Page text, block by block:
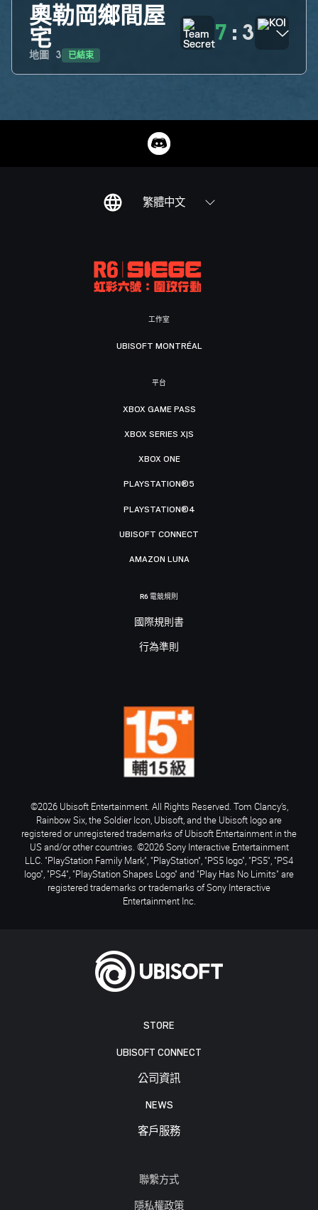
奧勒岡鄉間屋
宅
地圖 3 已結束
7 : 3
繁體中文
STORE
UBISOFT CONNECT
公司資訊
NEWS
客戶服務
聯繫方式
隱私權政策
工作室
UBISOFT MONTRÉAL
平台
XBOX GAME PASS
XBOX SERIES X|S
XBOX ONE
PLAYSTATION®5
PLAYSTATION®4
UBISOFT CONNECT
AMAZON LUNA
R6 電競規則
國際規則書
行為準則
©2026 Ubisoft Entertainment. All Rights Reserved. Tom Clancy’s,
Rainbow Six, the Soldier Icon, Ubisoft, and the Ubisoft logo are
registered or unregistered trademarks of Ubisoft Entertainment in the
US and/or other countries. ©2026 Sony Interactive Entertainment
LLC. "PlayStation Family Mark", "PlayStation", "PS5 logo", "PS5", "PS4
logo", "PS4", "PlayStation Shapes Logo" and "Play Has No Limits" are
registered trademarks or trademarks of Sony Interactive
Entertainment Inc.